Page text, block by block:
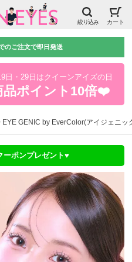
絞り込み カート
のご注文で即日発送
日・29日はクイーンアイズの日
ポイント10倍❤️
EYE GENIC by EverColor(アイジェニッ
ーポンプレゼント♥